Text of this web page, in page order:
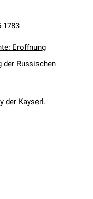
1783
Eroffnung
der Russischen
der Kayserl.